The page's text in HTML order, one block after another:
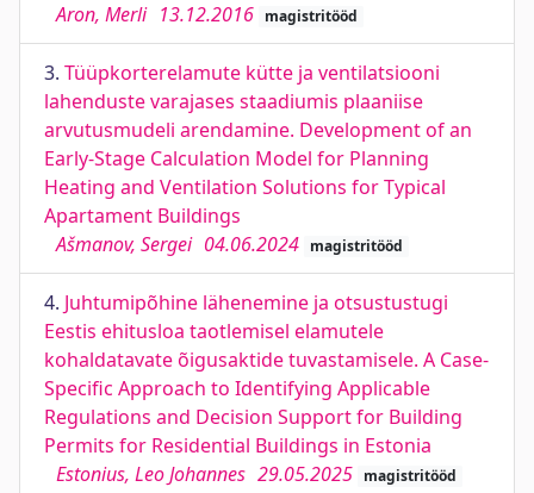
Aron, Merli 13.12.2016 magistritööd
3. Tüüpkorterelamute kütte ja ventilatsiooni
lahenduste varajases staadiumis plaaniise
arvutusmudeli arendamine. Development of an
Early-Stage Calculation Model for Planning
Heating and Ventilation Solutions for Typical
Apartament Buildings
Ašmanov, Sergei 04.06.2024 magistritööd
4. Juhtumipõhine lähenemine ja otsustustugi
Eestis ehitusloa taotlemisel elamutele
kohaldatavate õigusaktide tuvastamisele. A Case-
Specific Approach to Identifying Applicable
Regulations and Decision Support for Building
Permits for Residential Buildings in Estonia
Estonius, Leo Johannes 29.05.2025 magistritööd